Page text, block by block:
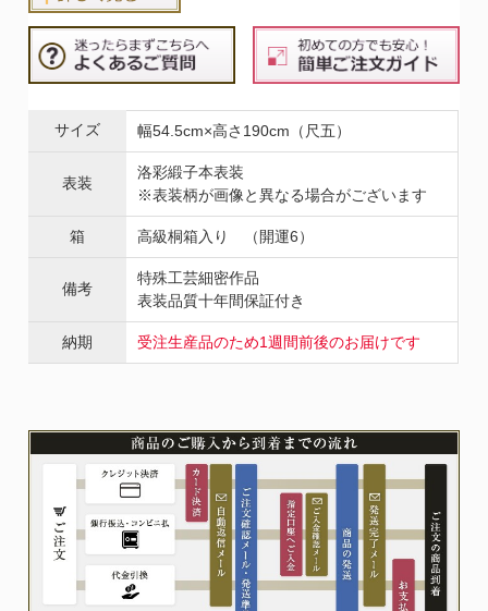
サイズ 幅54.5cm×高さ190cm（尺五）
表装
洛彩緞子本表装
※表装柄が画像と異なる場合がございます
箱 高級桐箱入り （開運6）
備考
特殊工芸細密作品
表装品質十年間保証付き
納期 受注生産品のため1週間前後のお届けです